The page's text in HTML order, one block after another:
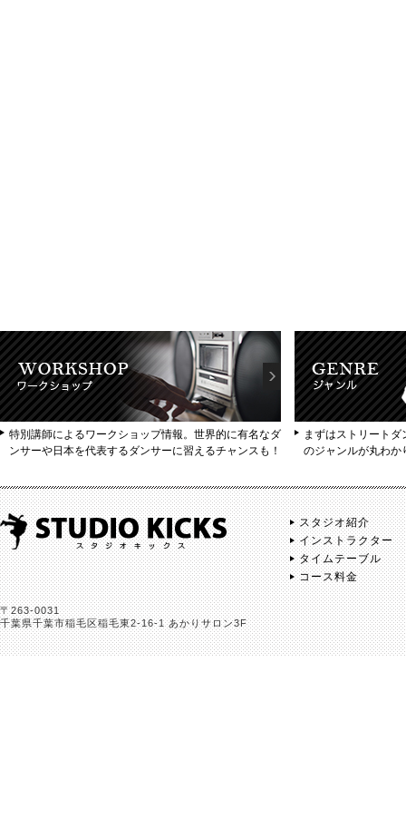
特別講師によるワークショップ情報。世界的に有名なダ
ンサーや日本を代表するダンサーに習えるチャンスも！
まずはストリート
のジャンルが丸わか
〒263-0031
千葉県千葉市稲毛区稲毛東2-16-1 あかりサロン3F
スタジオ紹介
インストラクター
タイムテーブル
コース料金